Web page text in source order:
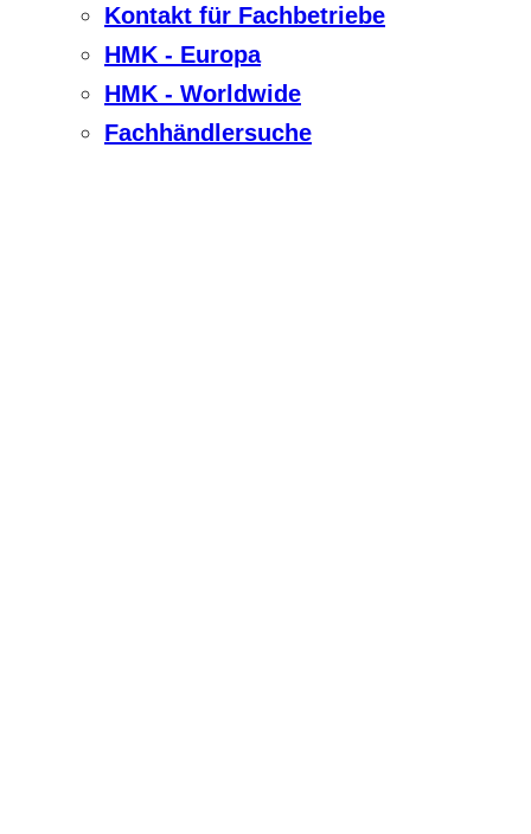
Kontakt für Fachbetriebe
HMK - Europa
HMK - Worldwide
Fachhändlersuche